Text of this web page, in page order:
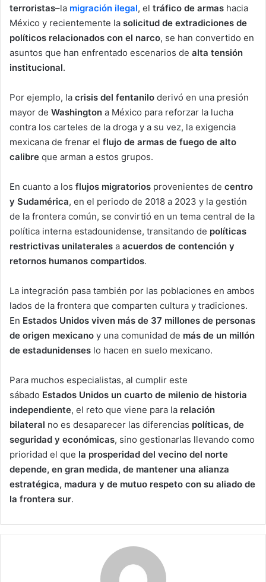
terroristas–la migración ilegal, el tráfico de armas hacia
México y recientemente la solicitud de extradiciones de
políticos relacionados con el narco, se han convertido en
asuntos que han enfrentado escenarios de alta tensión
institucional.
Por ejemplo, la crisis del fentanilo derivó en una presión
mayor de Washington a México para reforzar la lucha
contra los carteles de la droga y a su vez, la exigencia
mexicana de frenar el flujo de armas de fuego de alto
calibre que arman a estos grupos.
En cuanto a los flujos migratorios provenientes de centro
y Sudamérica, en el periodo de 2018 a 2023 y la gestión
de la frontera común, se convirtió en un tema central de la
política interna estadounidense, transitando de políticas
restrictivas unilaterales a acuerdos de contención y
retornos humanos compartidos.
La integración pasa también por las poblaciones en ambos
lados de la frontera que comparten cultura y tradiciones.
En Estados Unidos viven más de 37 millones de personas
de origen mexicano y una comunidad de más de un millón
de estadunidenses lo hacen en suelo mexicano.
Para muchos especialistas, al cumplir este
sábado Estados Unidos un cuarto de milenio de historia
independiente, el reto que viene para la relación
bilateral no es desaparecer las diferencias políticas, de
seguridad y económicas, sino gestionarlas llevando como
prioridad el que la prosperidad del vecino del norte
depende, en gran medida, de mantener una alianza
estratégica, madura y de mutuo respeto con su aliado de
la frontera sur.